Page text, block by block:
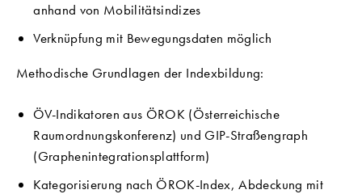
anhand von Mobilitätsindizes
Verknüpfung mit Bewegungsdaten möglich
Methodische Grundlagen der Indexbildung:
ÖV-Indikatoren aus ÖROK (Österreichische
Raumordnungskonferenz) und GIP-Straßengraph
(Graphenintegrationsplattform)
Kategorisierung nach ÖROK-Index, Abdeckung mit